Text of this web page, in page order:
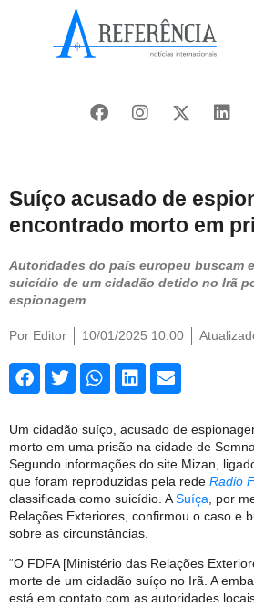
Suíço acusado de
encontrado morto em
Autoridades do país europeu buscam
suicídio de um cidadão detido no Irã
espionagem
Por Editor 10/01/2025 10:00
Um cidadão suíço, acusado de
morto em uma prisão na cidade de
Segundo informações do site Mizan,
que foram reproduzidas pela rede Radio
classificada como suicídio. ASuíça , por
Relações Exteriores, confirmou o caso e
sobre as circunstâncias.
“O FDFA [Ministério das Relações
morte de um cidadão suíço no Irã. A
está em contato com as autoridades